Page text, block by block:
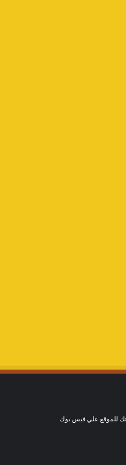
للموقع علي فيس بوك